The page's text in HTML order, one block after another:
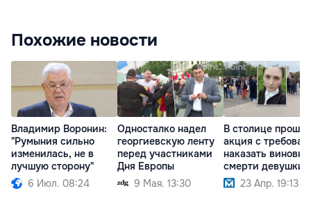
Похожие новости
Владимир Воронин:
"Румыния сильно
изменилась, не в
лучшую сторону"
6 Июл. 08:24
Односталко надел
георгиевскую ленту
перед участниками
Дня Европы
9 Мая. 13:30
В столице прошла
акция с
наказать
смерти девушки
23 Апр. 19:13